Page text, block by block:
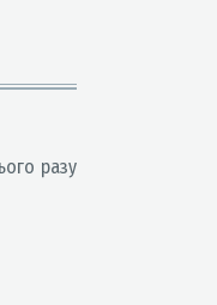
разу